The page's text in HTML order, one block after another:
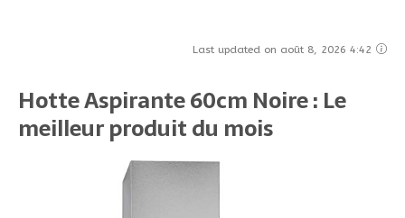
Last updated on août 8, 2026 4:42
Hotte Aspirante 60cm Noire : Le
meilleur produit du mois